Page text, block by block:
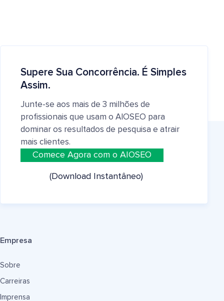
Supere Sua Concorrência. É Simples
Assim.
Junte-se aos mais de 3 milhões de
profissionais que usam o AIOSEO para
dominar os resultados de pesquisa e atrair
mais clientes.
Comece Agora com o AIOSEO
(Download Instantâneo)
Empresa
Sobre
Carreiras
Imprensa